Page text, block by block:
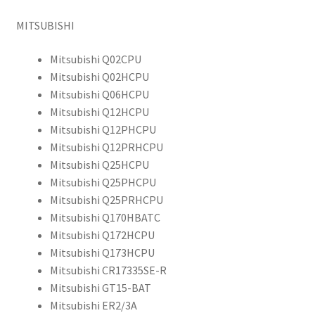
Sanyo
GT15-
ER2/3A,
Mitat:
17mm
määrä
MITSUBISHI
Mitsubishi Q02CPU
Mitsubishi Q02HCPU
Mitsubishi Q06HCPU
Mitsubishi Q12HCPU
Mitsubishi Q12PHCPU
Mitsubishi Q12PRHCPU
Mitsubishi Q25HCPU
Mitsubishi Q25PHCPU
Mitsubishi Q25PRHCPU
Mitsubishi Q170HBATC
Mitsubishi Q172HCPU
Mitsubishi Q173HCPU
Mitsubishi CR17335SE-R
Mitsubishi GT15-BAT
Mitsubishi ER2/3A